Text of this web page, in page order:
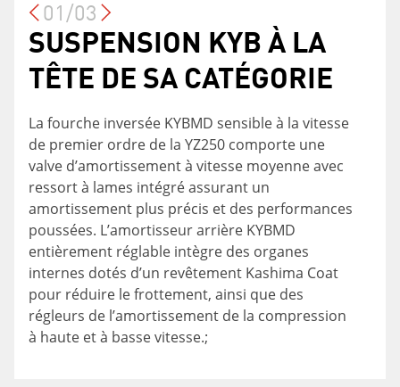
SUSPENSION KYB À LA
TÊTE DE SA CATÉGORIE
La fourche inversée KYBMD sensible à la vitesse
de premier ordre de la YZ250 comporte une
valve d’amortissement à vitesse moyenne avec
ressort à lames intégré assurant un
amortissement plus précis et des performances
poussées. L’amortisseur arrière KYBMD
entièrement réglable intègre des organes
internes dotés d’un revêtement Kashima Coat
pour réduire le frottement, ainsi que des
régleurs de l’amortissement de la compression
à haute et à basse vitesse.;
PURE PUISSANCE DEUX
TEMPS
Léger, compact et fringant, ce moteur deux-temps de
249 cm³ refroidi par liquide et à admission par clapets est
équipé de la valve de surpuissance YPVS (Yamaha Power
Valve System) pour offrir une réponse précise de
l’accélérateur ainsi qu’une large bande de puissance
incroyablement percutante.
ERGONOMIE INSPIRANT
CONFIANCE
Une conception ergonomique soigneusement étudiée donne
lieu à une selle plus plate, un réservoir d’essence étroit, des
panneaux intégrés harmonieusement à la carrosserie, et un
carénage affiné pour offrir au pilote une plus grande liberté
de mouvement vers l'avant et vers l'arrière, ce qui lui permet
de déplacer facilement le poids de son corps pour un contrôle
et une confiance accrus.
01/03